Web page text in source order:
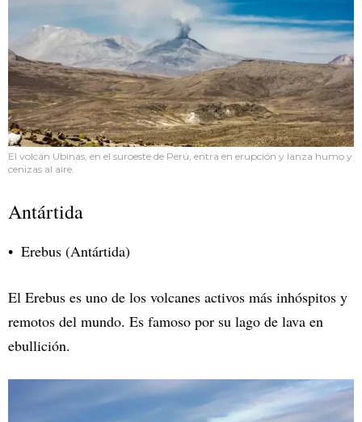
El volcán Ubinas, en el suroeste de Perú, entra en erupción y lanza humo y
cenizas al aire.
Antártida
Erebus (Antártida)
El Erebus es uno de los volcanes activos más inhóspitos y
remotos del mundo. Es famoso por su lago de lava en
ebullición.